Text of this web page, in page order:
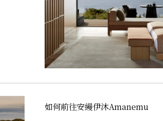
如何前往安縵伊沐Amanemu